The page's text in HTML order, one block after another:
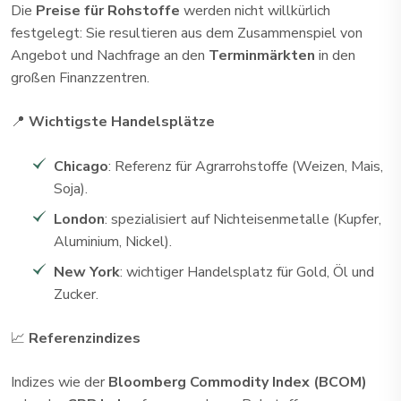
Die Preise für Rohstoffe werden nicht willkürlich
festgelegt: Sie resultieren aus dem Zusammenspiel von
Angebot und Nachfrage an den Terminmärkten in den
großen Finanzzentren.
📍 Wichtigste Handelsplätze
Chicago: Referenz für Agrarrohstoffe (Weizen, Mais,
Soja).
London: spezialisiert auf Nichteisenmetalle (Kupfer,
Aluminium, Nickel).
New York: wichtiger Handelsplatz für Gold, Öl und
Zucker.
📈 Referenzindizes
Indizes wie der Bloomberg Commodity Index (BCOM)